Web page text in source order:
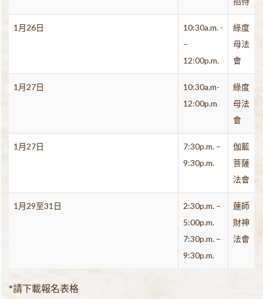
1月26日
10:30a.m. -
–
12:00p.m.
綠度
母法
會
1月27日
10:30a.m-
12:00p.m
綠度
母法
會
1月27日
7:30p.m. –
9:30p.m.
伽藍
菩薩
法會
1月29至31日
2:30p.m. –
5:00p.m.
7:30p.m. –
9:30p.m.
蓮師
財神
法會
*請下載報名表格